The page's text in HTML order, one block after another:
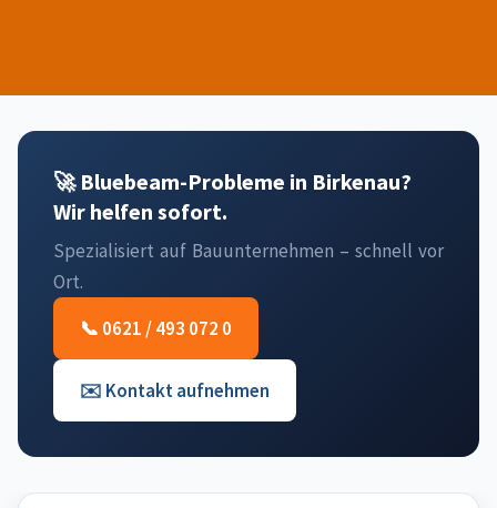
🚀 Bluebeam-Probleme in Birkenau?
Wir helfen sofort.
Spezialisiert auf Bauunternehmen – schnell vor
Ort.
📞 0621 / 493 072 0
✉️ Kontakt aufnehmen